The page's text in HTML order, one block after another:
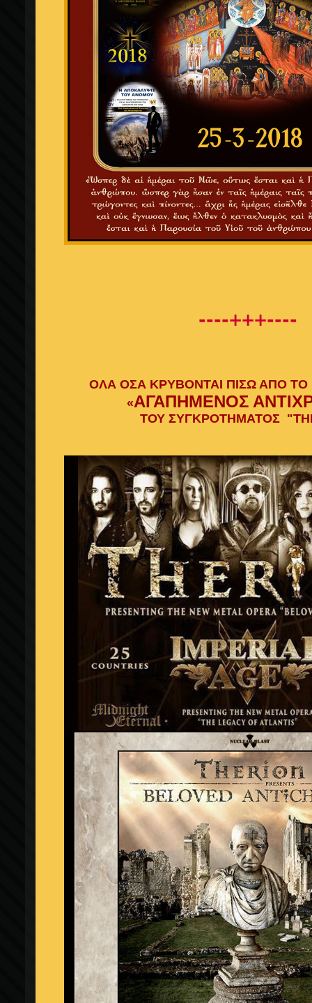
----+++----
ΟΛΑ ΟΣΑ ΚΡΥΒΟΝΤΑΙ ΠΙΣΩ ΑΠΟ
«ΑΓΑΠΗΜΕΝΟΣ
ΤΟΥ ΣΥΓΚΡΟΤΗΜΑΤΟΣ